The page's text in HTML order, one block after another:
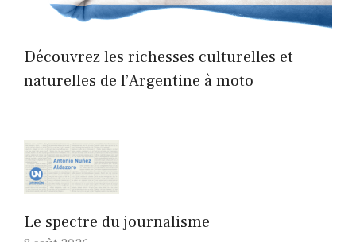
Découvrez les richesses culturelles et
naturelles de l’Argentine à moto
Le spectre du journalisme